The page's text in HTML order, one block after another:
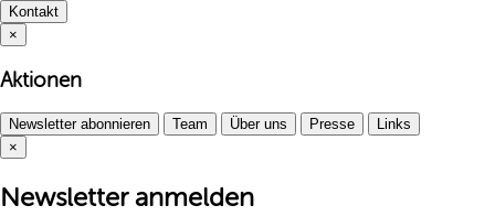
Kontakt
×
Aktionen
Newsletter abonnieren Team Über uns Presse
Links
×
Newsletter anmelden